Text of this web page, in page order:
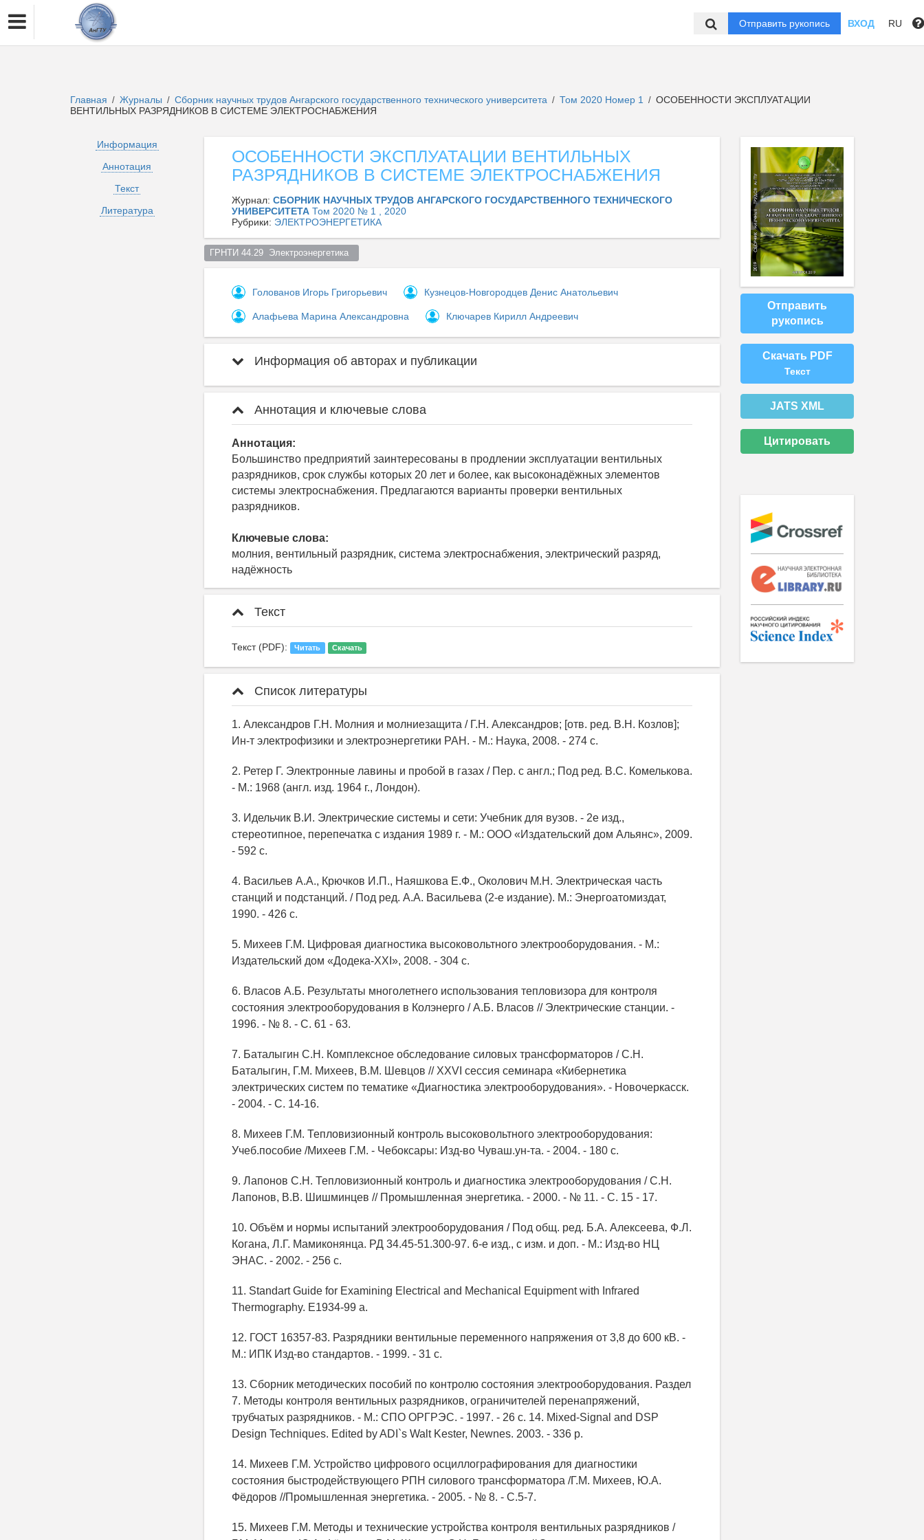
Отправить рукопись ВХОД RU
Главная / Журналы / Сборник научных трудов Ангарского государственного технического университета / Том 2020 Номер 1 / ОСОБЕННОСТИ ЭКСПЛУАТАЦИИ
ВЕНТИЛЬНЫХ РАЗРЯДНИКОВ В СИСТЕМЕ ЭЛЕКТРОСНАБЖЕНИЯ
Информация
Аннотация
Текст
Литература
ОСОБЕННОСТИ ЭКСПЛУАТАЦИИ ВЕНТИЛЬНЫХ
РАЗРЯДНИКОВ В СИСТЕМЕ ЭЛЕКТРОСНАБЖЕНИЯ
Журнал: СБОРНИК НАУЧНЫХ ТРУДОВ АНГАРСКОГО ГОСУДАРСТВЕННОГО ТЕХНИЧЕСКОГО
УНИВЕРСИТЕТА Том 2020 № 1 , 2020
Рубрики: ЭЛЕКТРОЭНЕРГЕТИКА
ГРНТИ 44.29  Электроэнергетика
Голованов Игорь Григорьевич Кузнецов-Новгородцев Денис Анатольевич
Алафьева Марина Александровна Ключарев Кирилл Андреевич
Информация об авторах и публикации
Аннотация и ключевые слова
Аннотация:
Большинство предприятий заинтересованы в продлении эксплуатации вентильных
разрядников, срок службы которых 20 лет и более, как высоконадёжных элементов
системы электроснабжения. Предлагаются варианты проверки вентильных
разрядников.
Ключевые слова:
молния, вентильный разрядник, система электроснабжения, электрический разряд,
надёжность
Текст
Текст (PDF): Читать Скачать
Список литературы
1. Александров Г.Н. Молния и молниезащита / Г.Н. Александров; [отв. ред. В.Н. Козлов];
Ин-т электрофизики и электроэнергетики РАН. - М.: Наука, 2008. - 274 с.
2. Ретер Г. Электронные лавины и пробой в газах / Пер. с англ.; Под ред. В.С. Комелькова.
- М.: 1968 (англ. изд. 1964 г., Лондон).
3. Идельчик В.И. Электрические системы и сети: Учебник для вузов. - 2е изд.,
стереотипное, перепечатка с издания 1989 г. - М.: ООО «Издательский дом Альянс», 2009.
- 592 с.
4. Васильев А.А., Крючков И.П., Наяшкова Е.Ф., Околович М.Н. Электрическая часть
станций и подстанций. / Под ред. А.А. Васильева (2-е издание). М.: Энергоатомиздат,
1990. - 426 с.
5. Михеев Г.М. Цифровая диагностика высоковольтного электрооборудования. - М.:
Издательский дом «Додека-XXI», 2008. - 304 с.
6. Власов А.Б. Результаты многолетнего использования тепловизора для контроля
состояния электрооборудования в Колэнерго / А.Б. Власов // Электрические станции. -
1996. - № 8. - С. 61 - 63.
7. Баталыгин С.Н. Комплексное обследование силовых трансформаторов / С.Н.
Баталыгин, Г.М. Михеев, В.М. Шевцов // XXVI сессия семинара «Кибернетика
электрических систем по тематике «Диагностика электрооборудования». - Новочеркасск.
- 2004. - С. 14-16.
8. Михеев Г.М. Тепловизионный контроль высоковольтного электрооборудования:
Учеб.пособие /Михеев Г.М. - Чебоксары: Изд-во Чуваш.ун-та. - 2004. - 180 с.
9. Лапонов С.Н. Тепловизионный контроль и диагностика электрооборудования / С.Н.
Лапонов, В.В. Шишминцев // Промышленная энергетика. - 2000. - № 11. - С. 15 - 17.
10. Объём и нормы испытаний электрооборудования / Под общ. ред. Б.А. Алексеева, Ф.Л.
Когана, Л.Г. Мамиконянца. РД 34.45-51.300-97. 6-е изд., с изм. и доп. - М.: Изд-во НЦ
ЭНАС. - 2002. - 256 с.
11. Standart Guide for Examining Electrical and Mechanical Equipment with Infrared
Thermography. E1934-99 a.
12. ГОСТ 16357-83. Разрядники вентильные переменного напряжения от 3,8 до 600 кВ. -
М.: ИПК Изд-во стандартов. - 1999. - 31 с.
13. Сборник методических пособий по контролю состояния электрооборудования. Раздел
7. Методы контроля вентильных разрядников, ограничителей перенапряжений,
трубчатых разрядников. - М.: СПО ОРГРЭС. - 1997. - 26 с. 14. Mixed-Signal and DSP
Design Techniques. Edited by ADI`s Walt Kester, Newnes. 2003. - 336 p.
14. Михеев Г.М. Устройство цифрового осциллографирования для диагностики
состояния быстродействующего РПН силового трансформатора /Г.М. Михеев, Ю.А.
Фёдоров //Промышленная энергетика. - 2005. - № 8. - С.5-7.
15. Михеев Г.М. Методы и технические устройства контроля вентильных разрядников /
Отправить
рукопись
Скачать PDF
Текст
JATS XML
Цитировать